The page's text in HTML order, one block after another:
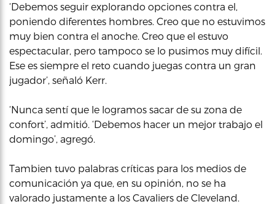
‘Debemos seguir explorando opciones contra el,
poniendo diferentes hombres. Creo que no estuvimos
muy bien contra el anoche. Creo que el estuvo
espectacular, pero tampoco se lo pusimos muy difícil.
Ese es siempre el reto cuando juegas contra un gran
jugador’, señaló Kerr.
‘Nunca sentí que le logramos sacar de su zona de
confort’, admitió. ‘Debemos hacer un mejor trabajo el
domingo’, agregó.
Tambien tuvo palabras críticas para los medios de
comunicación ya que, en su opinión, no se ha
valorado justamente a los Cavaliers de Cleveland.